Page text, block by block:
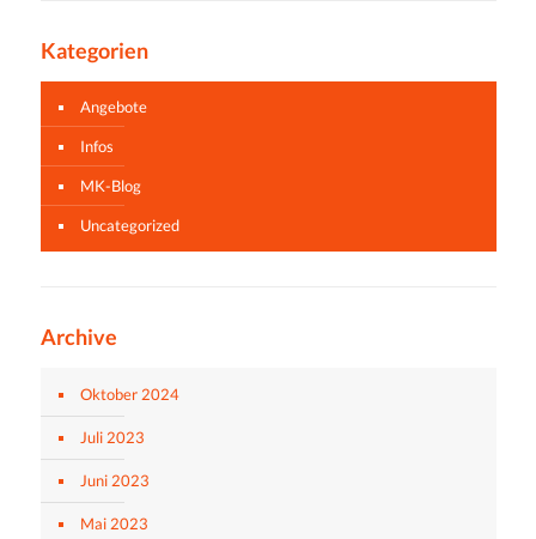
Kategorien
Angebote
Infos
MK-Blog
Uncategorized
Archive
Oktober 2024
Juli 2023
Juni 2023
Mai 2023